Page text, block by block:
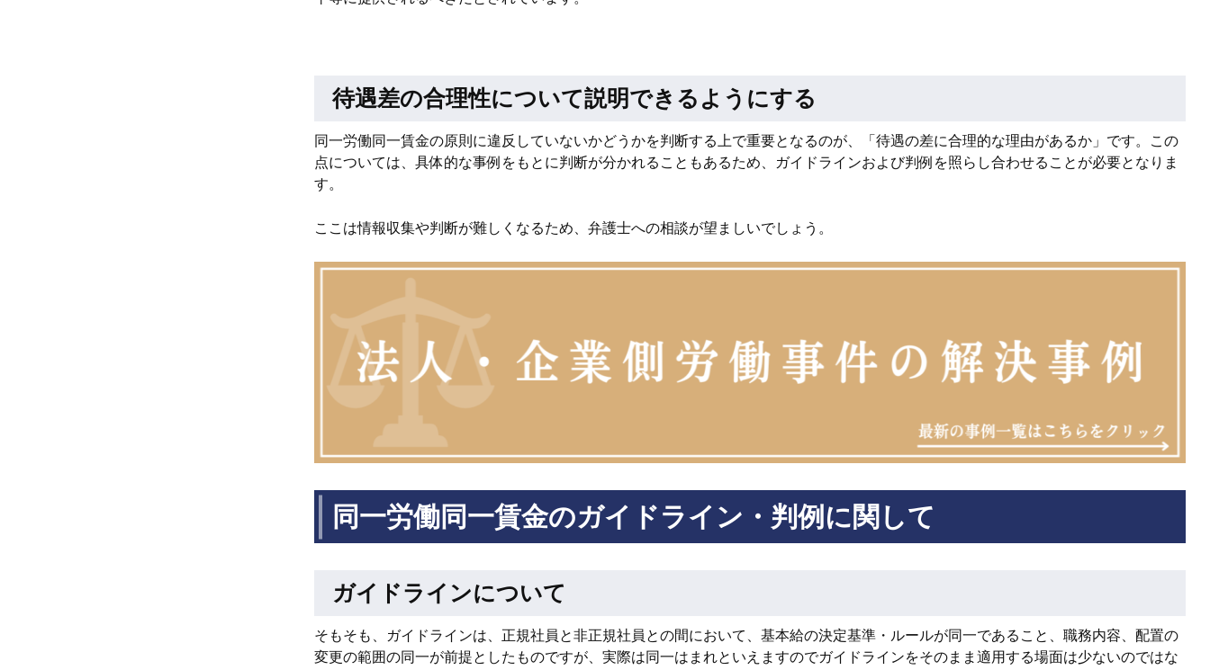
待遇差の合理性について説明できるようにする
同一労働同一賃金の原則に違反していないかどうかを判断する上で重要となるのが、「待遇の差に合理的な理由があるか」です。この
点については、具体的な事例をもとに判断が分かれることもあるため、ガイドラインおよび判例を照らし合わせることが必要となりま
す。
ここは情報収集や判断が難しくなるため、弁護士への相談が望ましいでしょう。
同一労働同一賃金のガイドライン・判例に関して
ガイドラインについて
そもそも、ガイドラインは、正規社員と非正規社員との間において、基本給の決定基準・ルールが同一であること、職務内容、配置の
変更の範囲の同一が前提としたものですが、実際は同一はまれといえますのでガイドラインをそのまま適用する場面は少ないのではな